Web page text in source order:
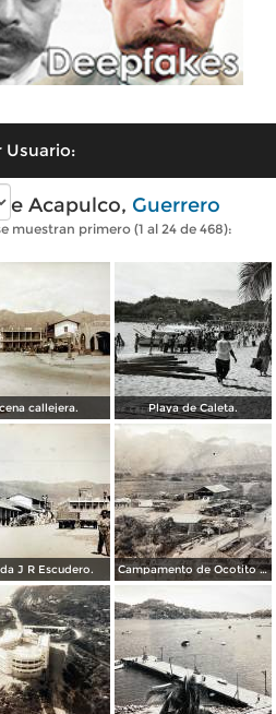
Usuario:
Acapulco, Guerrero
muestran primero (1 al 24 de 468):
callejera. Playa de Caleta.
J R Escudero. Campamento de Ocotito Carretera de Mexico-Acapulco.